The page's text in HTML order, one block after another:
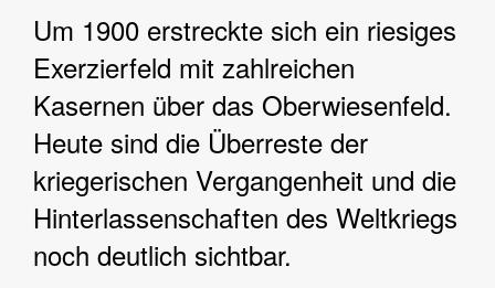
Um 1900 erstreckte sich ein riesiges
Exerzierfeld mit zahlreichen
Kasernen über das Oberwiesenfeld.
Heute sind die Überreste der
kriegerischen Vergangenheit und die
Hinterlassenschaften des Weltkriegs
noch deutlich sichtbar.